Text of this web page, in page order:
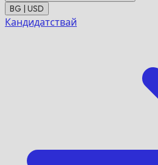
BG | USD
Кандидатствай